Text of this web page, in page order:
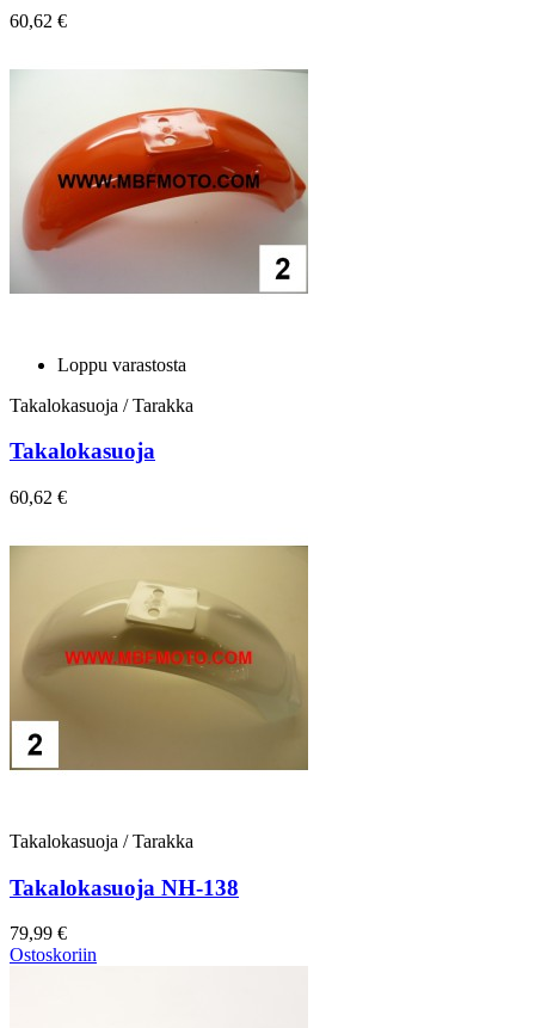
60,62 €
Loppu varastosta
Takalokasuoja / Tarakka
Takalokasuoja
60,62 €
Takalokasuoja / Tarakka
Takalokasuoja NH-138
79,99 €
Ostoskoriin